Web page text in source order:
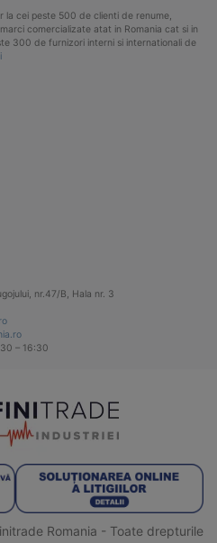
la cei peste 500 de clienti de renume,
comercializate atat in Romania cat si in
300 de furnizori interni si internationali de
nr.47/B, Hala nr. 3
– 16:30
Romania - Toate drepturile